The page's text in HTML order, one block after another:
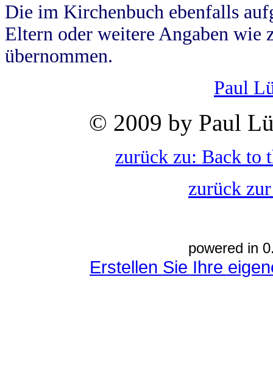
Die im Kirchenbuch ebenfalls
Eltern oder weitere Angaben wie
übernommen.
Paul
© 2009 by Paul
zurück zu: Back to
zurück
powered in
Erstellen Sie Ihre